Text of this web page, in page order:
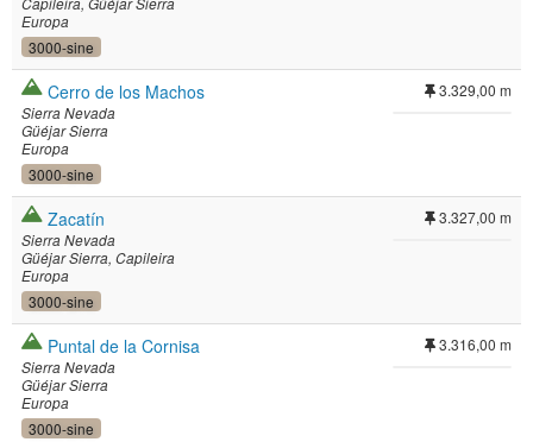
Europa
3000-sine
Cerro de los Machos
Sierra Nevada
Güéjar Sierra
Europa
3000-sine
3.329,00 m
Zacatín
Sierra Nevada
Güéjar Sierra Capileira
Europa
3000-sine
3.327,00 m
Puntal de la Cornisa
Sierra Nevada
Güéjar Sierra
Europa
3000-sine
3.316,00 m